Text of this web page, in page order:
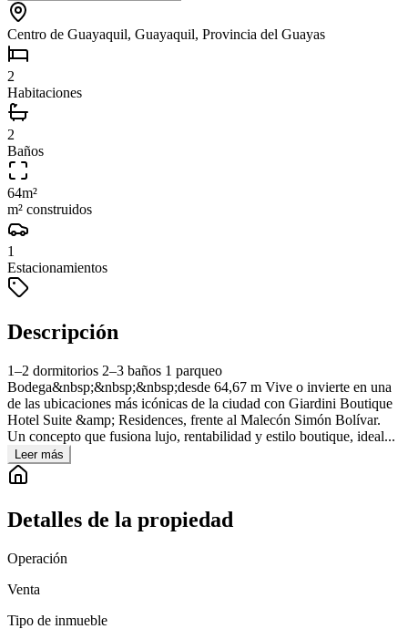
Centro de Guayaquil, Guayaquil, Provincia del Guayas
2
Habitaciones
2
Baños
64m²
m² construidos
1
Estacionamientos
Descripción
1–2 dormitorios 2–3 baños 1 parqueo
Bodega&nbsp;&nbsp;&nbsp;desde 64,67 m Vive o invierte en una
de las ubicaciones más icónicas de la ciudad con Giardini Boutique
Hotel Suite &amp; Residences, frente al Malecón Simón Bolívar.
Un concepto que fusiona lujo, rentabilidad y estilo boutique, ideal...
Leer más
Detalles de la propiedad
Operación
Venta
Tipo de inmueble